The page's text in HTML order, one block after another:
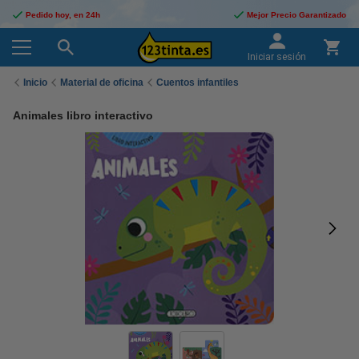
Pedido hoy, en 24h Mejor Precio Garantizado
Iniciar sesión
Inicio Material de oficina Cuentos infantiles
Animales libro interactivo